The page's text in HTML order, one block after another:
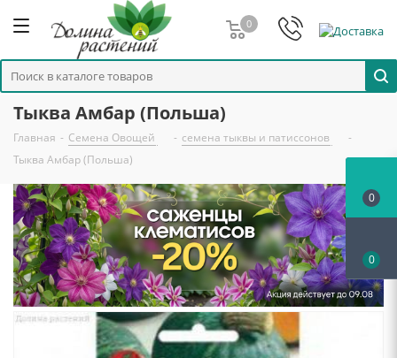
0
Тыква Амбар (Польша)
Главная - Семена Овощей - семена тыквы и патиссонов
-
Тыква Амбар (Польша)
0
0